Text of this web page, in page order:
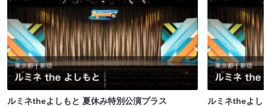
ルミネtheよしもと 夏休み特別公演プラス
ルミネtheよし